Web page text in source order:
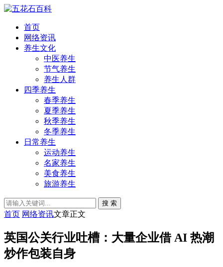
首页
网络资讯
养生文化
中医养生
节气养生
养生人群
四季养生
春季养生
夏季养生
秋季养生
冬季养生
日常养生
运动养生
名家养生
美食养生
旅游养生
搜 索
首页 网络资讯文章正文
英国公关行业吐槽：大量企业借 AI 热潮
炒作包装自身